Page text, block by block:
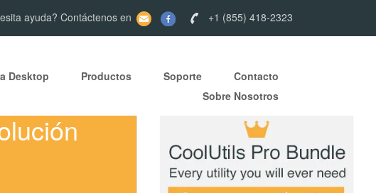
ayuda? Contáctenos en +1 (855) 418-2323
Desktop Productos Soporte
Contacto
Sobre Nosotros